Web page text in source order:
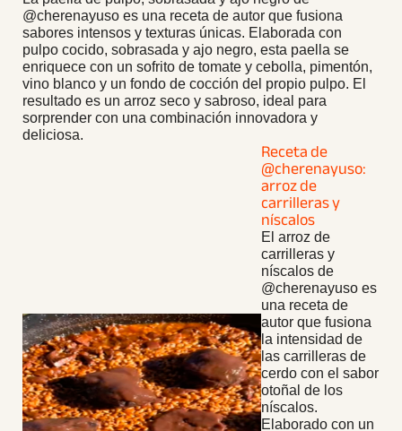
@cherenayuso es una receta de autor que fusiona
sabores intensos y texturas únicas. Elaborada con
pulpo cocido, sobrasada y ajo negro, esta paella se
enriquece con un sofrito de tomate y cebolla, pimentón,
vino blanco y un fondo de cocción del propio pulpo. El
resultado es un arroz seco y sabroso, ideal para
sorprender con una combinación innovadora y
deliciosa.
Receta de
@cherenayuso:
arroz de
carrilleras y
níscalos
El arroz de
carrilleras y
níscalos de
@cherenayuso es
una receta de
autor que fusiona
la intensidad de
las carrilleras de
cerdo con el sabor
otoñal de los
níscalos.
Elaborado con un